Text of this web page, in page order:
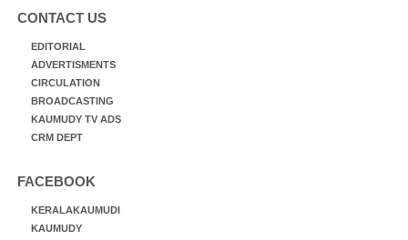
CONTACT US
EDITORIAL
ADVERTISMENTS
CIRCULATION
BROADCASTING
KAUMUDY TV ADS
CRM DEPT
FACEBOOK
KERALAKAUMUDI
KAUMUDY